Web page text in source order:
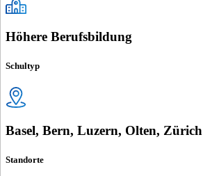
Höhere Berufsbildung
Schultyp
Basel, Bern, Luzern, Olten, Zürich
Standorte